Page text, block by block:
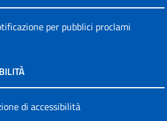
per pubblici proclami
di accessibilità